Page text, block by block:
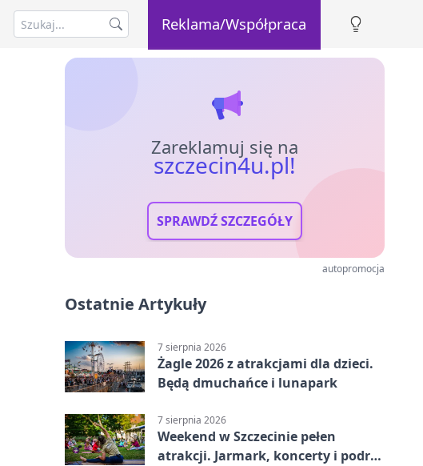
Reklama/Współpraca
Zareklamuj się na
szczecin4u.pl!
SPRAWDŹ SZCZEGÓŁY
autopromocja
Ostatnie Artykuły
7 sierpnia 2026
Żagle 2026 z atrakcjami dla dzieci.
Będą dmuchańce i lunapark
7 sierpnia 2026
Weekend w Szczecinie pełen
atrakcji. Jarmark, koncerty i podróż